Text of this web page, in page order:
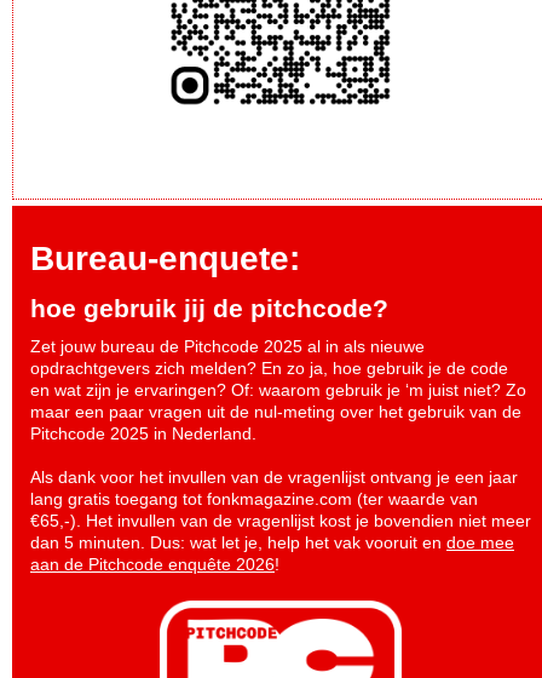
Bureau-enquete:
hoe gebruik jij de pitchcode?
Zet jouw bureau de Pitchcode 2025 al in als nieuwe
opdrachtgevers zich melden? En zo ja, hoe gebruik je de code
en wat zijn je ervaringen? Of: waarom gebruik je ‘m juist niet? Zo
maar een paar vragen uit de nul-meting over het gebruik van de
Pitchcode 2025 in Nederland.
Als dank voor het invullen van de vragenlijst ontvang je een jaar
lang gratis toegang tot fonkmagazine.com (ter waarde van
€65,-). Het invullen van de vragenlijst kost je bovendien niet meer
dan 5 minuten. Dus: wat let je, help het vak vooruit en doe mee
aan de Pitchcode enquête 2026!